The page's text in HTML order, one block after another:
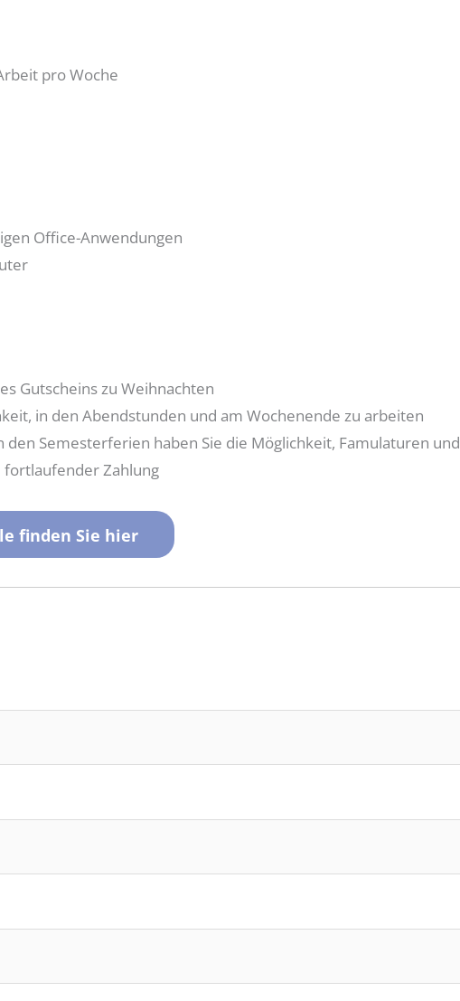
pro Woche
Office-Anwendungen
Gutscheins zu Weihnachten
in den Abendstunden und am Wochenende zu arbeiten
den Semesterferien haben Sie die Möglichkeit, Famulaturen und
Zahlung
finden Sie hier